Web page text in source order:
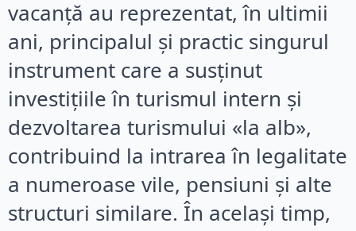
vacanță au reprezentat, în ultimii
ani, principalul și practic singurul
instrument care a susținut
investițiile în turismul intern și
dezvoltarea turismului «la alb»,
contribuind la intrarea în legalitate
a numeroase vile, pensiuni și alte
structuri similare. În același timp,